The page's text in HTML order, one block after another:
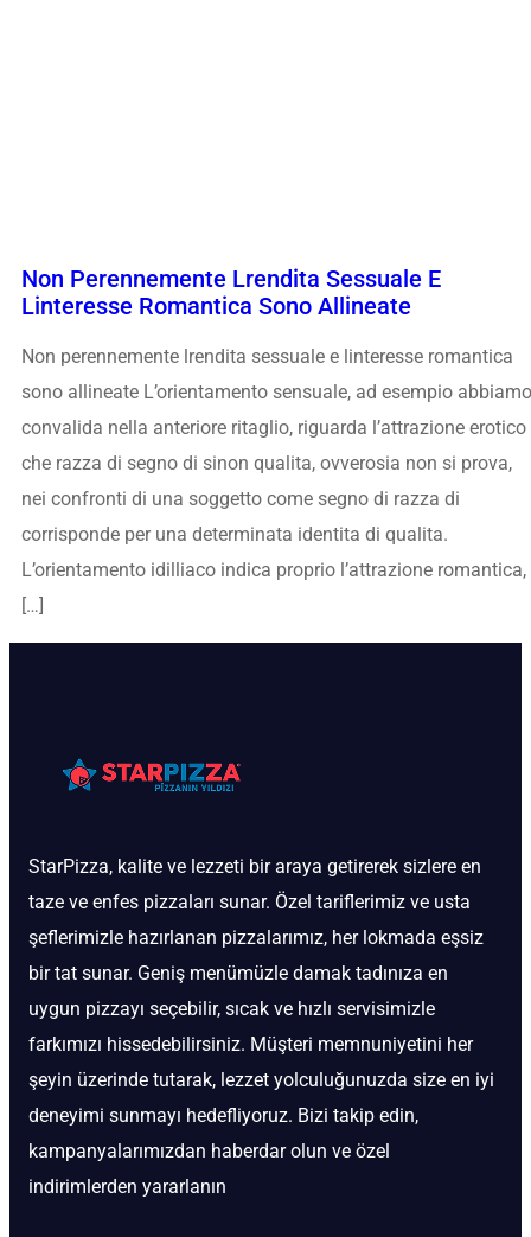
Non Perennemente Lrendita Sessuale E
Linteresse Romantica Sono Allineate
Non perennemente lrendita sessuale e linteresse romantica
sono allineate L’orientamento sensuale, ad esempio abbiamo
convalida nella anteriore ritaglio, riguarda l’attrazione erotico
che razza di segno di sinon qualita, ovverosia non si prova,
nei confronti di una soggetto come segno di razza di
corrisponde per una determinata identita di qualita.
L’orientamento idilliaco indica proprio l’attrazione romantica,
[…]
StarPizza, kalite ve lezzeti bir araya getirerek sizlere en
taze ve enfes pizzaları sunar. Özel tariflerimiz ve usta
şeflerimizle hazırlanan pizzalarımız, her lokmada eşsiz
bir tat sunar. Geniş menümüzle damak tadınıza en
uygun pizzayı seçebilir, sıcak ve hızlı servisimizle
farkımızı hissedebilirsiniz. Müşteri memnuniyetini her
şeyin üzerinde tutarak, lezzet yolculuğunuzda size en iyi
deneyimi sunmayı hedefliyoruz. Bizi takip edin,
kampanyalarımızdan haberdar olun ve özel
indirimlerden yararlanın